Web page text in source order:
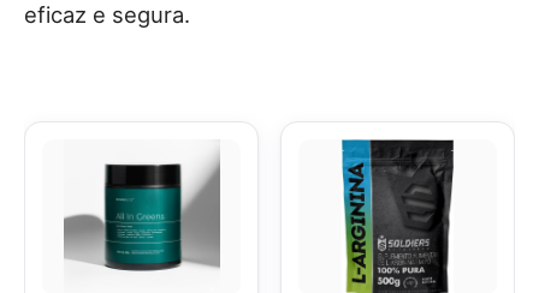
eficaz e segura.